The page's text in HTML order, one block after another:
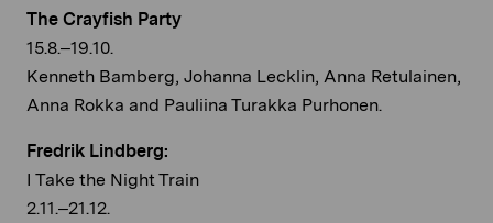
The Crayfish Party
15.8.–19.10.
Kenneth Bamberg, Johanna Lecklin, Anna Retulainen,
Anna Rokka and Pauliina Turakka Purhonen.
Fredrik Lindberg:
I Take the Night Train
2.11.–21.12.